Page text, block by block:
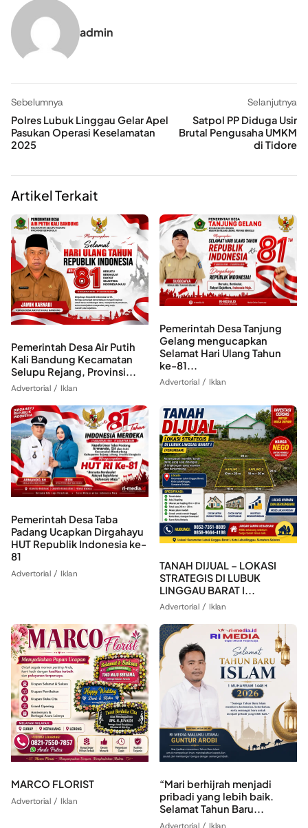
admin
Sebelumnya
Polres Lubuk Linggau Gelar Apel
Pasukan Operasi Keselamatan
2025
Selanjutnya
Satpol PP Diduga Usir
Brutal Pengusaha UMKM
di Tidore
Artikel Terkait
Pemerintah Desa Air Putih
Kali Bandung Kecamatan
Selupu Rejang, Provinsi...
Advertorial / Iklan
Pemerintah Desa Tanjung
Gelang mengucapkan
Selamat Hari Ulang Tahun
ke-81...
Advertorial / Iklan
Pemerintah Desa Taba
Padang Ucapkan Dirgahayu
HUT Republik Indonesia ke-
81
Advertorial / Iklan
TANAH DIJUAL – LOKASI
STRATEGIS DI LUBUK
LINGGAU BARAT I...
Advertorial / Iklan
MARCO FLORIST
Advertorial / Iklan
“Mari berhijrah menjadi
pribadi yang lebih baik.
Selamat Tahun Baru...
Advertorial / Iklan